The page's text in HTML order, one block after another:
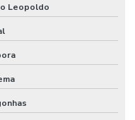
água
Leopoldo